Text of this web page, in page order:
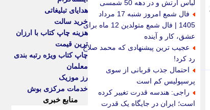
لباس ارتش و در دهه 50 شمسی
فال شمع امروز شنبه 17 مرداد
1405 | فال شمع متولدین 12 ماه برای
عشق، کار و آینده
عجیب ترین پیشنهادی که محمد صلاح
رد کرد!
احتمال جذب قربانی از سوی
پرسپولیس کم است
راجی: هندسه قدرت تغییر کرده
است؛ ایران در جایگاه یک قدرت
هدایای تبلیغاتی
خرید سالت
هزینه چاپ کتاب با ارزان
ترین قیمت
چاپ کتاب ویژه رتبه بندی
معلمان
رز موزیک
خدمات مرکزی بوش
منابع خبری